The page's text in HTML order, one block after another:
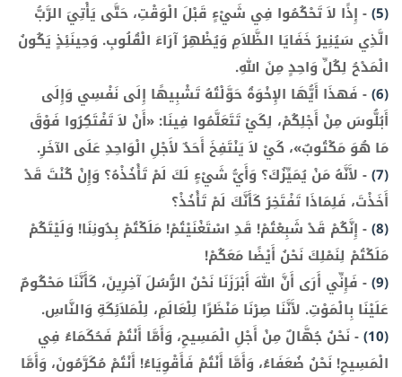
(5)
- إِذًا لاَ تَحْكُمُوا فِي شَيْءٍ قَبْلَ الْوَقْتِ، حَتَّى يَأْتِيَ الرَّبُّ
الَّذِي سَيُنِيرُ خَفَايَا الظَّلاَمِ وَيُظْهِرُ آرَاءَ الْقُلُوبِ. وَحِينَئِذٍ يَكُونُ
الْمَدْحُ لِكُلِّ وَاحِدٍ مِنَ اللهِ.
(6)
- فَهذَا أَيُّهَا الإِخْوَةُ حَوَّلْتُهُ تَشْبِيهًا إِلَى نَفْسِي وَإِلَى
أَبُلُّوسَ مِنْ أَجْلِكُمْ، لِكَيْ تَتَعَلَّمُوا فِينَا: «أَنْ لاَ تَفْتَكِرُوا فَوْقَ
مَا هُوَ مَكْتُوبٌ»، كَيْ لاَ يَنْتَفِخَ أَحَدٌ لأَجْلِ الْوَاحِدِ عَلَى الآخَرِ.
(7)
- لأَنَّهُ مَنْ يُمَيِّزُكَ؟ وَأَيُّ شَيْءٍ لَكَ لَمْ تَأْخُذْهُ؟ وَإِنْ كُنْتَ قَدْ
أَخَذْتَ، فَلِمَاذَا تَفْتَخِرُ كَأَنَّكَ لَمْ تَأْخُذْ؟
(8)
- إِنَّكُمْ قَدْ شَبِعْتُمْ! قَدِ اسْتَغْنَيْتُمْ! مَلَكْتُمْ بِدُونِنَا! وَلَيْتَكُمْ
مَلَكْتُمْ لِنَمْلِكَ نَحْنُ أَيْضًا مَعَكُمْ!
(9)
- فَإِنِّي أَرَى أَنَّ اللهَ أَبْرَزَنَا نَحْنُ الرُّسُلَ آخِرِينَ، كَأَنَّنَا مَحْكُومٌ
عَلَيْنَا بِالْمَوْتِ. لأَنَّنَا صِرْنَا مَنْظَرًا لِلْعَالَمِ، لِلْمَلاَئِكَةِ وَالنَّاسِ.
(10)
-نَحْنُ جُهَّالٌ مِنْ أَجْلِ الْمَسِيحِ، وَأَمَّا أَنْتُمْ فَحُكَمَاءُ فِي
الْمَسِيحِ! نَحْنُ ضُعَفَاءُ، وَأَمَّا أَنْتُمْ فَأَقْوِيَاءُ! أَنْتُمْ مُكَرَّمُونَ، وَأَمَّا